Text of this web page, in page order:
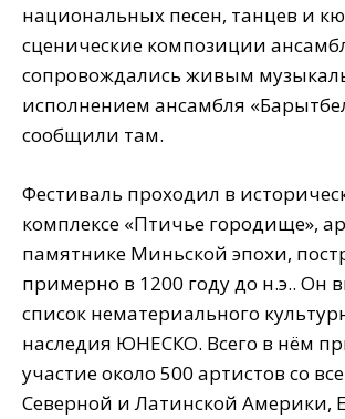
национальных песен, танцев и
сценические композиции
сопровождались живым
исполнением ансамбля
сообщили там.
Фестиваль проходил в
комплексе «Птичье городище»,
памятнике Миньской эпохи,
примерно в 1200 году до н.э.. Он
список нематериального
наследия ЮНЕСКО. Всего в нём
участие около 500 артистов со
Северной и Латинской Америки,